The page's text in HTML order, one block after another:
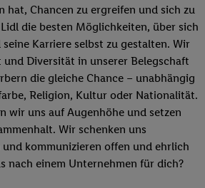
hat, Chancen zu ergreifen und sich zu
die besten Möglichkeiten, über sich
Karriere selbst zu gestalten. Wir
Diversität in unserer Belegschaft
die gleiche Chance – unabhängig
Religion, Kultur oder Nationalität.
wir uns auf Augenhöhe und setzen
Wir schenken uns
kommunizieren offen und ehrlich
nach einem Unternehmen für dich?